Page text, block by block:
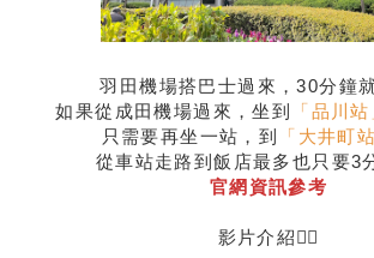
羽田機場搭巴士過來，30分鐘
如果從成田機場過來，坐到
「品川
只需要再坐一站，到
「大井町站
從車站走路到飯店最多也只要3
官網資訊參考
影片介紹👇🏻